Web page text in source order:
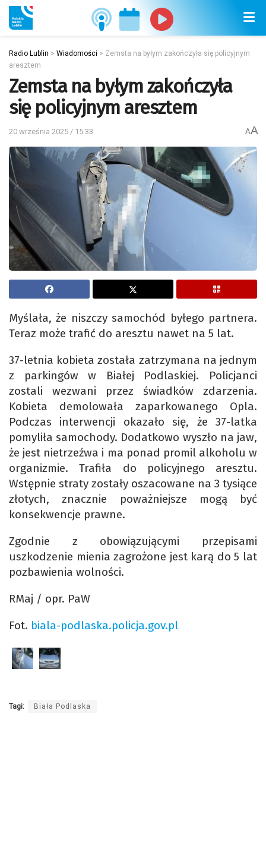
Radio Lublin > Wiadomości > Zemsta na byłym zakończyła się policyjnym
aresztem
Zemsta na byłym zakończyła
się policyjnym aresztem
20 września 2025 / 15:33 AA
Myślała, że niszczy samochód byłego partnera.
Teraz może trafić do aresztu nawet na 5 lat.
37-letnia kobieta została zatrzymana na jednym
z parkingów w Białej Podlaskiej. Policjanci
zostali wezwani przez świadków zdarzenia.
Kobieta demolowała zaparkowanego Opla.
Podczas interwencji okazało się, że 37-latka
pomyliła samochody. Dodatkowo wyszło na jaw,
że jest nietrzeźwa i ma ponad promil alkoholu w
organizmie. Trafiła do policyjnego aresztu.
Wstępnie straty zostały oszacowane na 3 tysiące
złotych, znacznie poważniejsze mogą być
konsekwencje prawne.
Zgodnie z obowiązującymi przepisami
uszkodzenie mienia zagrożone jest karą do 5 lat
pozbawienia wolności.
RMaj / opr. PaW
Fot. biala-podlaska.policja.gov.pl
Tagi: Biała Podlaska